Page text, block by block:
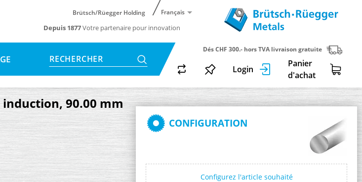
Brütsch/Rüegger Holding Français
Depuis 1877Votre partenaire pour innovation
RECHERCHER
Dés CHF 300.- hors TVA livraison gratuite
Login
Panier
d'achat
induction, 90.00 mm
CONFIGURATION
Configurez l'article souhaité